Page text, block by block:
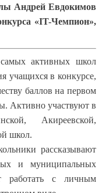
Андрей Евдокимов
«IT-Чемпион»,
активных школ
учащихся в конкурсе,
баллов на первом
Активно участвуют в
Акиреевской,
школ.
рассказывают
и муниципальных
работать с личным